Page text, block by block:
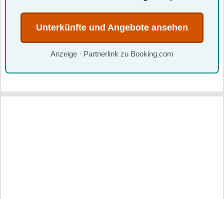
Unterkünfte und Angebote ansehen
Anzeige · Partnerlink zu Booking.com